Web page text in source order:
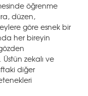
öğrenme
düzen,
göre esnek bir
her bireyin
zekalı ve
diğer